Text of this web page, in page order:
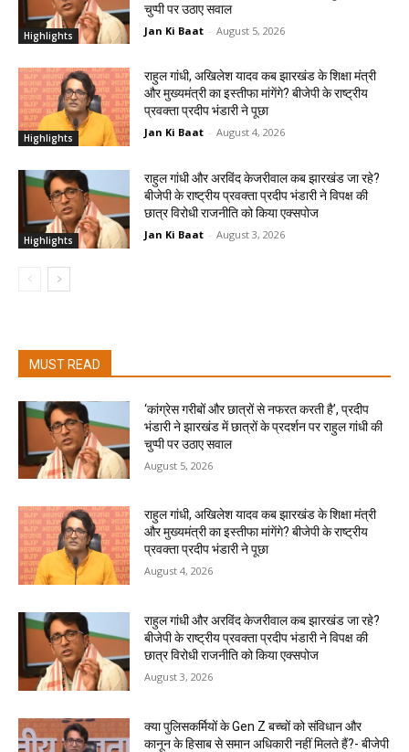
Highlights
चुप्पी पर उठाए सवाल
Jan Ki Baat - August 5, 2026
Highlights
राहुल गांधी, अखिलेश यादव कब झारखंड के शिक्षा मंत्री
और मुख्यमंत्री का इस्तीफा मांगेंगे? बीजेपी के राष्ट्रीय
प्रवक्ता प्रदीप भंडारी ने पूछा
Jan Ki Baat - August 4, 2026
Highlights
राहुल गांधी और अरविंद केजरीवाल कब झारखंड जा रहे?
बीजेपी के राष्ट्रीय प्रवक्ता प्रदीप भंडारी ने विपक्ष की
छात्र विरोधी राजनीति को किया एक्सपोज
Jan Ki Baat - August 3, 2026
MUST READ
‘कांग्रेस गरीबों और छात्रों से नफरत करती है’, प्रदीप
भंडारी ने झारखंड में छात्रों के प्रदर्शन पर राहुल गांधी की
चुप्पी पर उठाए सवाल
August 5, 2026
राहुल गांधी, अखिलेश यादव कब झारखंड के शिक्षा मंत्री
और मुख्यमंत्री का इस्तीफा मांगेंगे? बीजेपी के राष्ट्रीय
प्रवक्ता प्रदीप भंडारी ने पूछा
August 4, 2026
राहुल गांधी और अरविंद केजरीवाल कब झारखंड जा रहे?
बीजेपी के राष्ट्रीय प्रवक्ता प्रदीप भंडारी ने विपक्ष की
छात्र विरोधी राजनीति को किया एक्सपोज
August 3, 2026
क्या पुलिसकर्मियों के Gen Z बच्चों को संविधान और
कानून के हिसाब से समान अधिकारी नहीं मिलते हैं?- बीजेपी